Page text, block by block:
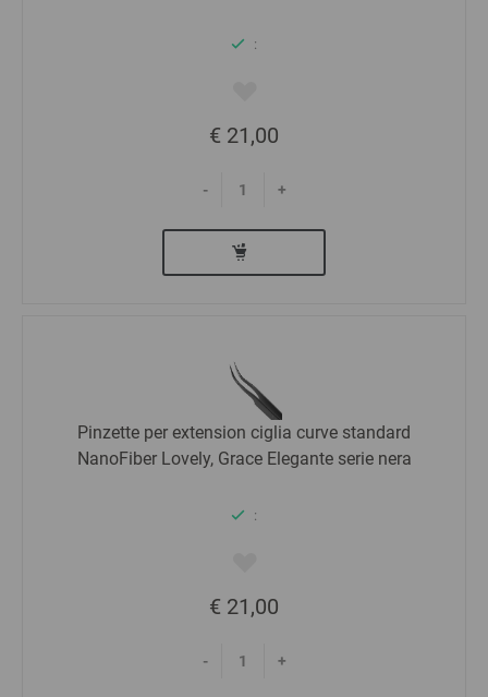
:
€ 21,00
- +
Pinzette per extension ciglia curve standard
NanoFiber Lovely, Grace Elegante serie nera
:
€ 21,00
- +